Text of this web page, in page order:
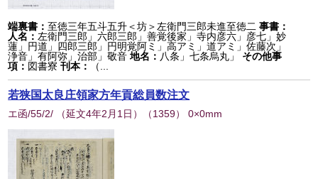
端裏書：至徳三年五斗五升＜坊＞左衛門三郎未進至徳二 事書：
人名： 左衛門三郎」六郎三郎」善覚後家」寺内彦六」彦七」妙
蓮」円道」四郎三郎」円明覚阿ミ」高アミ」道アミ」佐藤次」
浄音」有阿弥」治部」敬音 地名： 八条」七条烏丸」
その他事
項： 図書寮刊本： （...
若狭国太良庄領家方年貢総員数注文
エ函/55/2/ （延文4年2月1日） （1359） 0×0mm